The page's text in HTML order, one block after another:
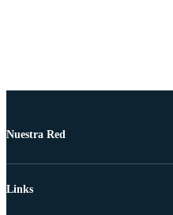
Nuestra Red
Links